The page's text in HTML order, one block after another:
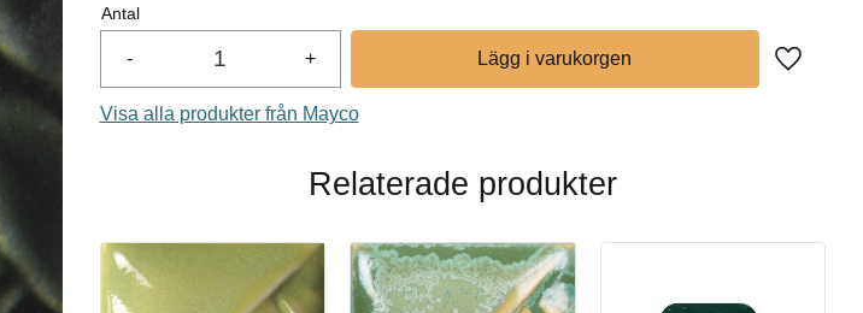
Antal
+
-
Lägg till
Visa alla produkter från Mayco
Relaterade produkter